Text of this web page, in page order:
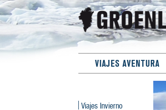
VIAJES AVENTURA
Viajes Invierno